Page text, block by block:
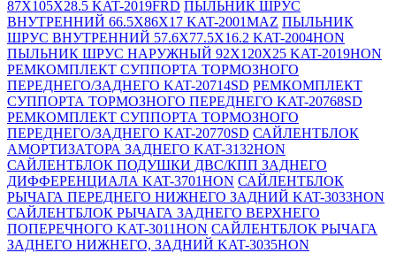
87X105X28.5 KAT-2019FRD ПЫЛЬНИК ШРУС
ВНУТРЕННИЙ 66.5X86X17 KAT-2001MAZ ПЫЛЬНИК
ШРУС ВНУТРЕННИЙ 57.6X77.5X16.2 KAT-2004HON
ПЫЛЬНИК ШРУС НАРУЖНЫЙ 92X120X25 KAT-2019HON
РЕМКОМПЛЕКТ СУППОРТА ТОРМОЗНОГО
ПЕРЕДНЕГО/ЗАДНЕГО KAT-20714SD РЕМКОМПЛЕКТ
СУППОРТА ТОРМОЗНОГО ПЕРЕДНЕГО KAT-20768SD
РЕМКОМПЛЕКТ СУППОРТА ТОРМОЗНОГО
ПЕРЕДНЕГО/ЗАДНЕГО KAT-20770SD САЙЛЕНТБЛОК
АМОРТИЗАТОРА ЗАДНЕГО KAT-3132HON
САЙЛЕНТБЛОК ПОДУШКИ ДВС/КПП ЗАДНЕГО
ДИФФЕРЕНЦИАЛА KAT-3701HON САЙЛЕНТБЛОК
РЫЧАГА ПЕРЕДНЕГО НИЖНЕГО ЗАДНИЙ KAT-3033HON
САЙЛЕНТБЛОК РЫЧАГА ЗАДНЕГО ВЕРХНЕГО
ПОПЕРЕЧНОГО KAT-3011HON САЙЛЕНТБЛОК РЫЧАГА
ЗАДНЕГО НИЖНЕГО, ЗАДНИЙ KAT-3035HON